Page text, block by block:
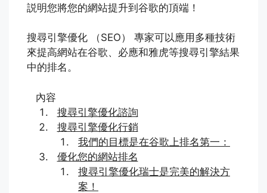
説明您將您的網站提升到谷歌的頂端！
搜尋引擎優化 （SEO） 專家可以應用多種技術
來提高網站在谷歌、必應和雅虎等搜尋引擎結果
中的排名。
內容
搜尋引擎優化諮詢
搜尋引擎優化行銷
我們的目標是在谷歌上排名第一：
優化您的網站排名
搜尋引擎優化瑞士是完美的解決方
案！